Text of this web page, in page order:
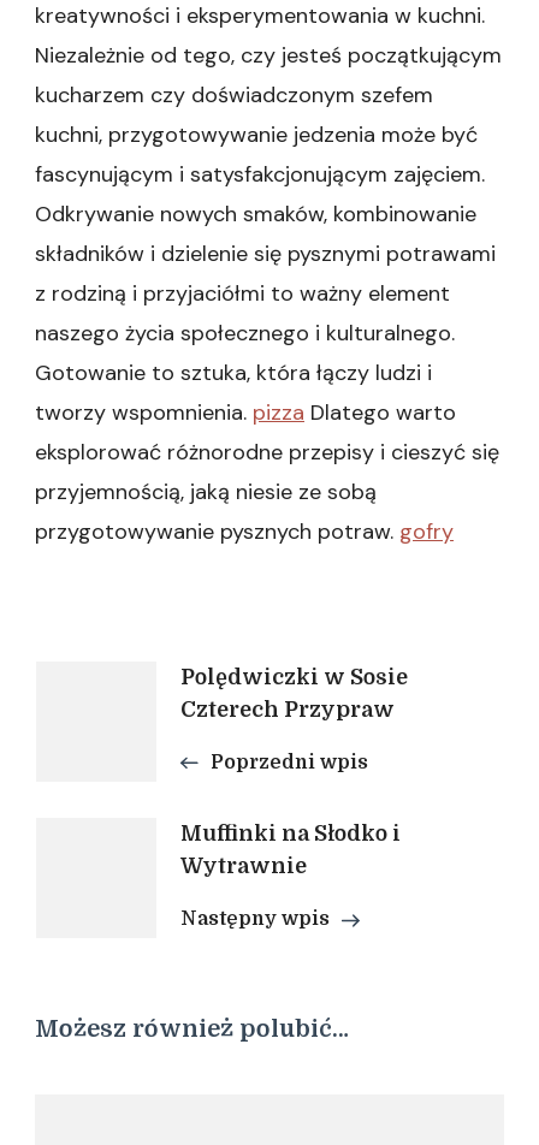
kreatywności i eksperymentowania w kuchni.
Niezależnie od tego, czy jesteś początkującym
kucharzem czy doświadczonym szefem
kuchni, przygotowywanie jedzenia może być
fascynującym i satysfakcjonującym zajęciem.
Odkrywanie nowych smaków, kombinowanie
składników i dzielenie się pysznymi potrawami
z rodziną i przyjaciółmi to ważny element
naszego życia społecznego i kulturalnego.
Gotowanie to sztuka, która łączy ludzi i
tworzy wspomnienia. pizza Dlatego warto
eksplorować różnorodne przepisy i cieszyć się
przyjemnością, jaką niesie ze sobą
przygotowywanie pysznych potraw. gofry
Nawigacja
wpisu
Polędwiczki w Sosie
Czterech Przypraw
Poprzedni wpis
Muffinki na Słodko i
Wytrawnie
Następny wpis
Możesz również polubić…